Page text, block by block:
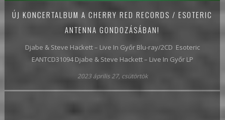
ÚJ KONCERTALBUM A CHERRY RED RECORDS / ESOTERIC
ANTENNA GONDOZÁSÁBAN!
Djabe & Steve Hackett – Live In Győr Blu-ray/2CD Esoteric
EANTCD31094 Djabe & Steve Hackett – Live In Győr LP
2023 április 27, csütörtök